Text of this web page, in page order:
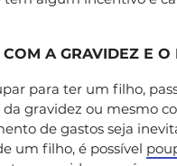
A GRAVIDEZ E O
para ter um filho,
gravidez ou mesmo
de gastos seja
um filho, é possível